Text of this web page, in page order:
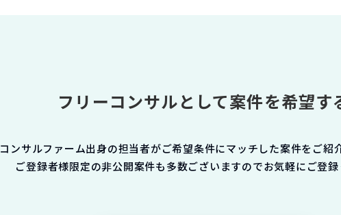
フリーコンサルとして案件を希望す
コンサルファーム出身の担当者がご希望条件にマッチした案件をご紹
ご登録者様限定の非公開案件も多数ございますのでお気軽にご登録